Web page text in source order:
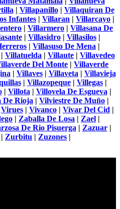
| Villapanillo| Villaquiran De
Infantes | Villaran | Villarcayo |
| Villarmero | Villasana De
| Villasidro| Villasilos|
| Villasuso De Mena |
| Villatuelda | Villaute | Villavedeo
Del Monte | Villaverde
| Villaves| Villaveta| Villavieja
| Villazopeque| Villegas|
| Villota| Villovela De Esgueva|
De Rioja | Vilviestre De Muño |
Virues| Vivanco| Vivar Del Cid|
| Zaballa De Losa | Zael |
De Rio Pisuerga| Zazuar|
| Zurbitu | Zuzones |